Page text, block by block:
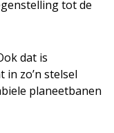
tot de
dat is
in zo’n stelsel
planeetbanen